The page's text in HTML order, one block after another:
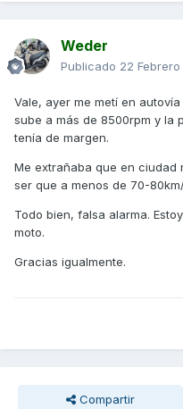
Weder
Publicado 22 Febrero
Vale, ayer me metí en
sube a más de 8500rpm y la
tenía de margen.
Me extrañaba que en ciudad
ser que a menos de 70-
Todo bien, falsa alarma.
moto.
Gracias igualmente.
Compartir